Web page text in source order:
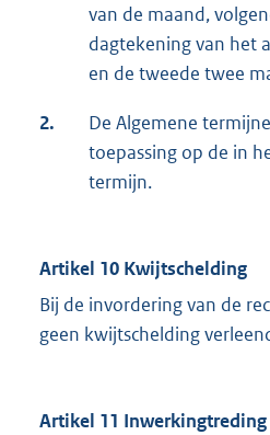
van de maand,
dagtekening van het
en de tweede twee
2.
De Algemene
toepassing op de in
termijn.
Artikel 10 Kwijtschelding
Bij de invordering van de
geen kwijtschelding
Artikel 11